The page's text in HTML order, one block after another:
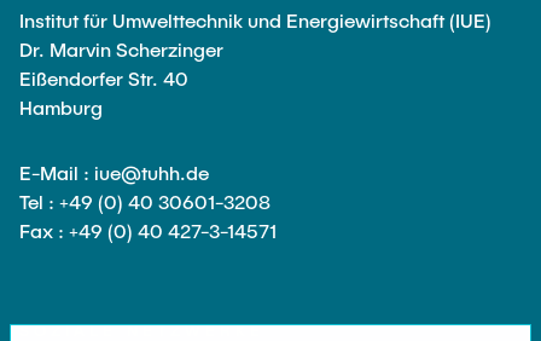
Institut für Umwelttechnik und Energiewirtschaft (IUE)
Dr. Marvin Scherzinger
Eißendorfer Str. 40
Hamburg
E-Mail : iue@tuhh.de
Tel : +49 (0) 40 30601-3208
Fax : +49 (0) 40 427-3-14571
SOZIALE NETZWERKE